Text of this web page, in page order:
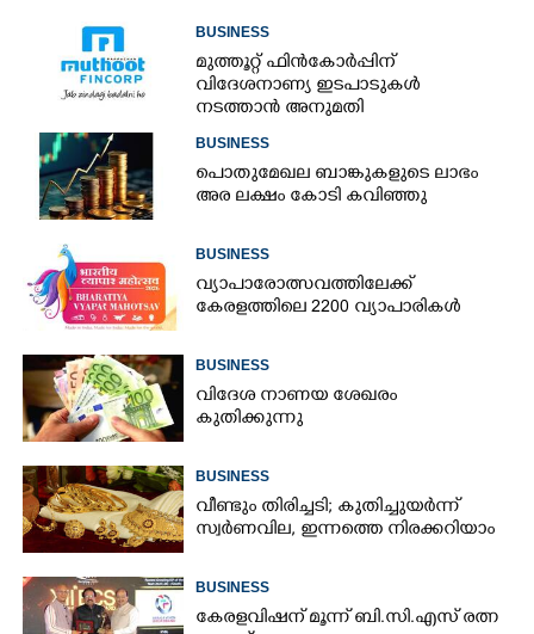
BUSINESS
മുത്തൂറ്റ് ഫിൻകോർപ്പിന്
വിദേശനാണ്യ ഇടപാടുകൾ
നടത്താൻ അനുമതി
BUSINESS
പൊതുമേഖല ബാങ്കുകളുടെ ലാഭം
അര ലക്ഷം കോടി കവിഞ്ഞു
BUSINESS
വ്യാപാരോത്സവത്തിലേക്ക്
കേരളത്തിലെ 2200 വ്യാപാരികൾ
BUSINESS
വിദേശ നാണയ ശേഖരം
കുതിക്കുന്നു
BUSINESS
വീണ്ടും തിരിച്ചടി; കുതിച്ചുയർന്ന്
സ്വർണവില, ഇന്നത്തെ നിരക്കറിയാം
BUSINESS
കേരളവിഷന് മൂന്ന് ബി.സി.എസ് രത്ന